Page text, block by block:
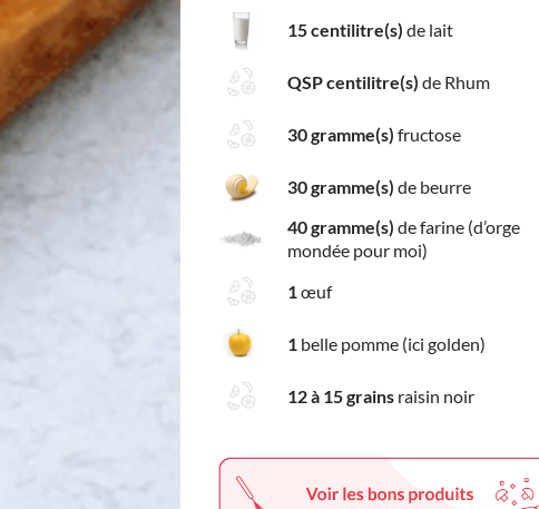
15 centilitre(s) de lait
QSP centilitre(s) de Rhum
30 gramme(s) fructose
30 gramme(s) de beurre
40 gramme(s) de farine (d’orge
mondée pour moi)
1 œuf
1 belle pomme (ici golden)
12 à 15 grains raisin noir